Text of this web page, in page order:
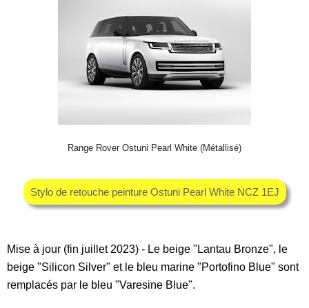
Range Rover Ostuni Pearl White (Métallisé)
Stylo de retouche peinture Ostuni Pearl White NCZ 1EJ
Mise à jour (fin juillet 2023) - Le beige "Lantau Bronze", le
beige "Silicon Silver" et le bleu marine "Portofino Blue" sont
remplacés par le bleu "Varesine Blue".